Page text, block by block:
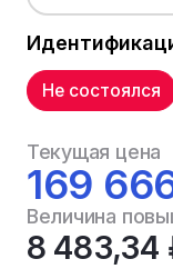
Не состоялся
Текущая цена
169
Величина
8 483,34